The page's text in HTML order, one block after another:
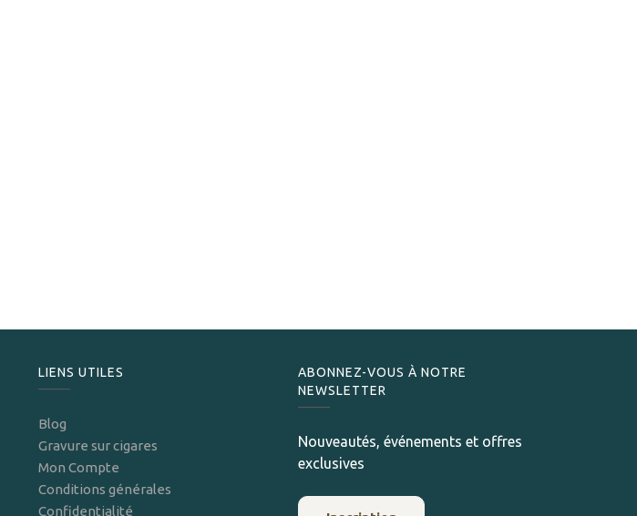
LIENS UTILES
Blog
Gravure sur cigares
Mon Compte
Conditions générales
Confidentialité
ABONNEZ-VOUS À NOTRE
NEWSLETTER
Nouveautés, événements et offres
exclusives